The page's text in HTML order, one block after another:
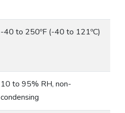
-40 to 250ºF (-40 to 121ºC)
10 to 95% RH, non-
condensing